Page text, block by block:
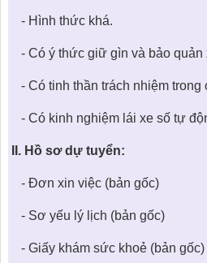
- Hình thức khá.
- Có ý thức giữ gìn và bảo quản
- Có tinh thần trách nhiệm trong
- Có kinh nghiệm lái xe số tự
II. Hồ sơ dự tuyển:
- Đơn xin việc (bản gốc)
- Sơ yếu lý lịch (bản gốc)
- Giấy khám sức khoẻ (bản gốc)